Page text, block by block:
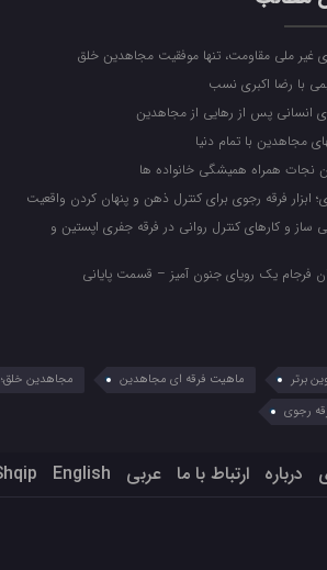
غیر ملی مقاومت، تنها موفقیت مجاهدین خلق
با رضا اکبری نسب
انسانی پس از رهایی از مجاهدین
مجاهدین با تمام دنیا
نجات همراه همیشگی خانواده ها
ابزار فرقه رجوی برای کنترل ذهن و پنهان کردن واقعیت
ساز و کارهای کنترل روانی در فرقه جفری اپستین و
فرجام یک رویای جنون آمیز – قسمت پایانی
برتر ماهیت فرقه ای مجاهدین مجاهدین
رجوی
درباره ارتباط با ما عربي English